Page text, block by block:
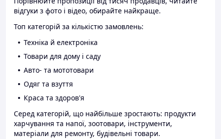
відгуки з фото і відео, обирайте найкраще.
Топ категорій за кількістю замовлень:
Техніка й електроніка
Товари для дому і саду
Авто- та мототовари
Одяг та взуття
Краса та здоров'я
Серед категорій, що найбільше зростають: продукти
харчування та напої, зоотовари, інструменти,
матеріали для ремонту, будівельні товари.